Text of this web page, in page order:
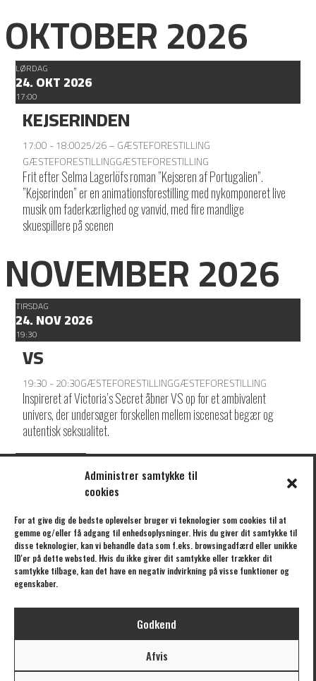
Administrer samtykke til
cookies
For at give dig de bedste oplevelser bruger vi teknologier som cookies til at
gemme og/eller få adgang til enhedsoplysninger. Hvis du giver dit samtykke til
disse teknologier, kan vi behandle data som f.eks. browsingadfærd eller unikke
ID'er på dette websted. Hvis du ikke giver dit samtykke eller trækker dit
samtykke tilbage, kan det have en negativ indvirkning på visse funktioner og
egenskaber.
Godkend
Afvis
OKTOBER 2026
LØRDAG
24. OKT 2026
17:00
KEJSERINDEN
17:00 - 18:0025/26 – GÆSTEFORESTILLING
GÆSTEFORESTILLINGGÆSTEFORESTILLING
Frit efter Selma Lagerlöfs roman ”Kejseren af Portugalien”.
”Kejserinden” er en animationsforestilling med nykomponeret live
musik om faderkærlighed og vanvid, med fire mandlige
skuespillere på scenen
NOVEMBER 2026
TIRSDAG
24. NOV 2026
19:30
VS
19:30 - 20:30GÆSTEFORESTILLINGGÆSTEFORESTILLING
Inspireret af Victoria’s Secret åbner VS op for et ambivalent
univers, der undersøger forskellen mellem iscenesat begær og
autentisk seksualitet.
KLIK HER FOR AT TILMELDE DIG VORES NYHEDSBREV
/// FORESTILLINGER /// BÅDTEATRET
STØTTE